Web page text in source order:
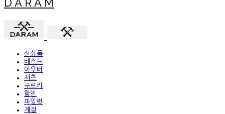
신상품
베스트
아우터
셔츠
구르카
할인
파일럿
계절